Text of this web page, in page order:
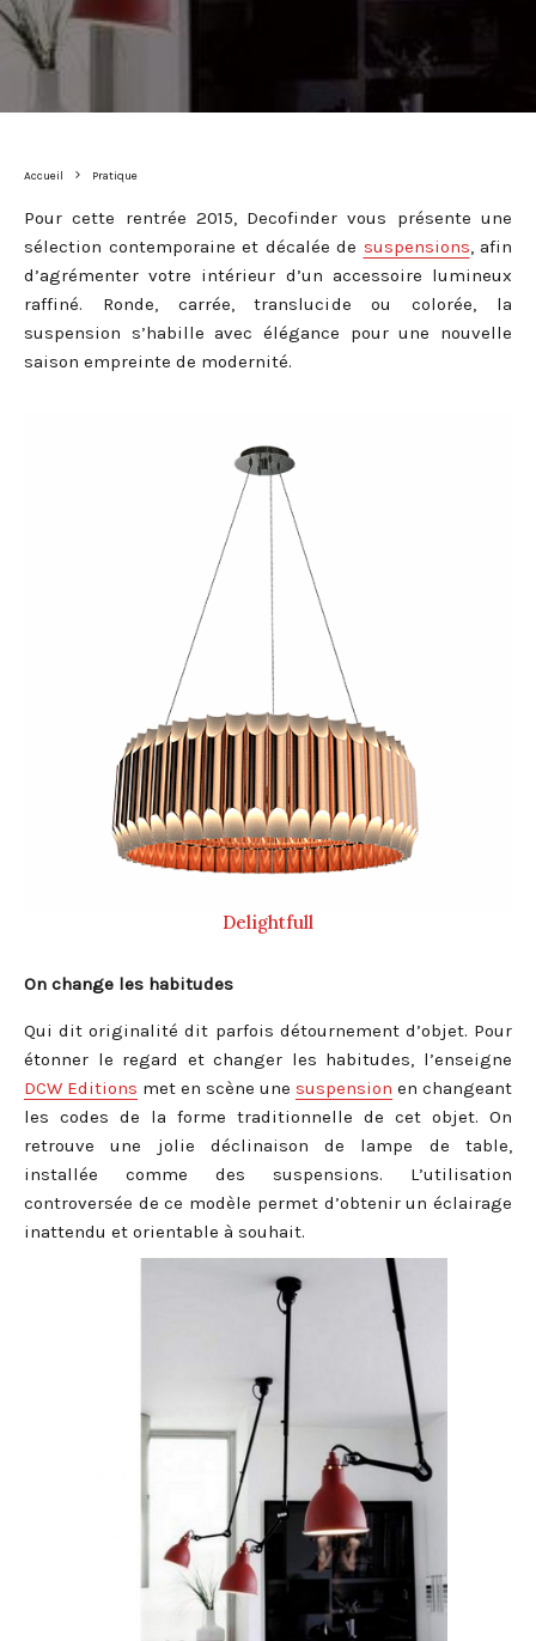
Accueil Pratique
Pour cette rentrée 2015, Decofinder vous présente une
sélection contemporaine et décalée de suspensions, afin
d’agrémenter votre intérieur d’un accessoire lumineux
raffiné. Ronde, carrée, translucide ou colorée, la
suspension s’habille avec élégance pour une nouvelle
saison empreinte de modernité.
Delightfull
On change les habitudes
Qui dit originalité dit parfois détournement d’objet. Pour
étonner le regard et changer les habitudes, l’enseigne
DCW Editions met en scène une suspension en changeant
les codes de la forme traditionnelle de cet objet. On
retrouve une jolie déclinaison de lampe de table,
installée comme des suspensions. L’utilisation
controversée de ce modèle permet d’obtenir un éclairage
inattendu et orientable à souhait.